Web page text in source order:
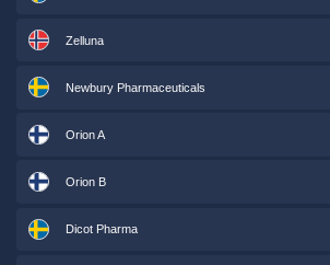
Zelluna
Newbury Pharmaceuticals
Orion A
Orion B
Dicot Pharma